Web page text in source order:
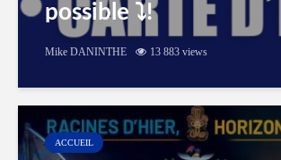
possible ⤵️!
Mike DANINTHE 13 883 views
ACCUEIL